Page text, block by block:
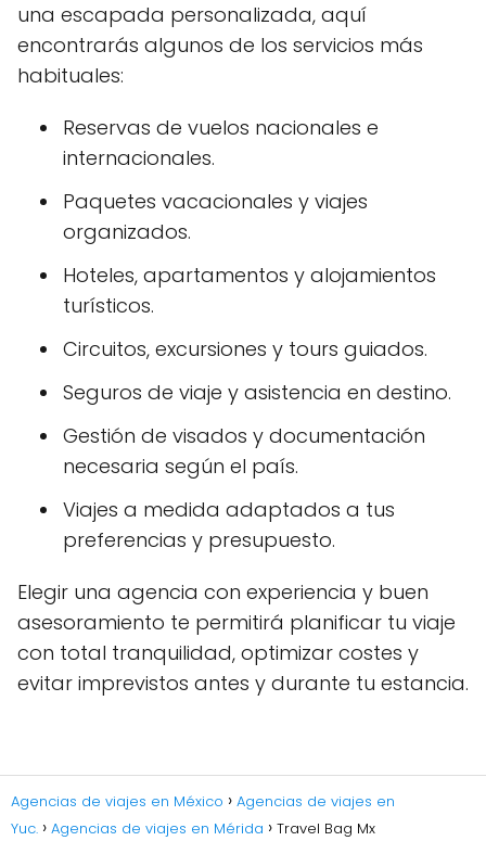
una escapada personalizada, aquí
encontrarás algunos de los servicios más
habituales:
Reservas de vuelos nacionales e
internacionales.
Paquetes vacacionales y viajes
organizados.
Hoteles, apartamentos y alojamientos
turísticos.
Circuitos, excursiones y tours guiados.
Seguros de viaje y asistencia en destino.
Gestión de visados y documentación
necesaria según el país.
Viajes a medida adaptados a tus
preferencias y presupuesto.
Elegir una agencia con experiencia y buen
asesoramiento te permitirá planificar tu viaje
con total tranquilidad, optimizar costes y
evitar imprevistos antes y durante tu estancia.
Agencias de viajes en México
Agencias de viajes en
Yuc.
Agencias de viajes en Mérida Travel Bag Mx